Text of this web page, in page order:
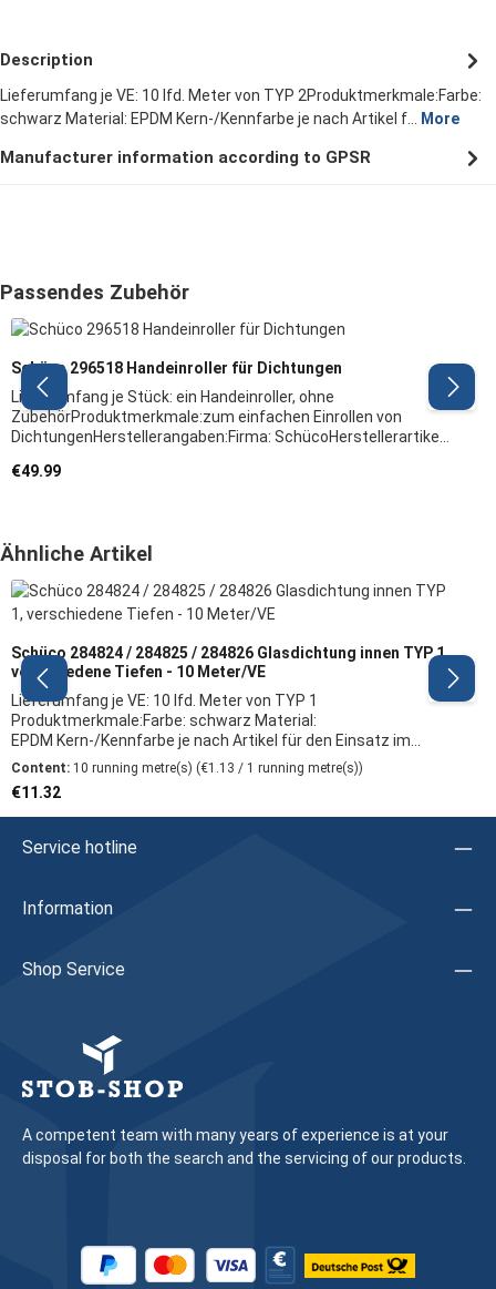
Description
Lieferumfang je VE: 10 lfd. Meter von TYP 2Produktmerkmale:Farbe:
schwarz Material: EPDM Kern-/Kennfarbe je nach Artikel f…
More
Manufacturer information according to GPSR
Skip product gallery
Passendes Zubehör
Schüco 296518 Handeinroller für Dichtungen
Lieferumfang je Stück: ein Handeinroller, ohne
ZubehörProduktmerkmale:zum einfachen Einrollen von
DichtungenHerstellerangaben:Firma: SchücoHerstellerartikel:
Beschlagteilen sowie das Justieren des Fensters/der Tür
Regular price:
€49.99
Skip product gallery
Ähnliche Artikel
Schüco 284824 / 284825 / 284826 Glasdichtung innen TYP 1,
verschiedene Tiefen - 10 Meter/VE
Lieferumfang je VE: 10 lfd. Meter von TYP 1
Produktmerkmale:Farbe: schwarz Material:
EPDM Kern-/Kennfarbe je nach Artikel für den Einsatz im
Innenbereich zur Abdichtung zwischen Aluminiumprofil und
Glas (innen) Dichtung zum Stecken bzw. Dichtungseinroller
verwenden Dichtungstypen:TYP 1: Dichtung mit einer dicken
Nase TYP 2: Dichtung mit zwei dicken Nasen,
unterschiedliche Länge TYP 3: Dichtung mit zwei dünnen
grün): 284824 5 - 6 mm (Kernfarbe blau): 284825 7 - 8 mm
(Kernfarbe braun): 284826 Montagehinweis:In der Mitte des
Dichtung beginnen, Dichtung dabei zu den Seiten hin leicht
stauchen und nach erfolgter Montage Dichtungsenden mit
284825 / 284826Hinweis: Wir empfehlen, das Austauschen
von Beschlagteilen sowie das Justieren des Fensters/der Tür
durch eine Fachkraft vornehmen zu lassen
Content: 10 running metre(s) (€1.13 / 1 running metre(s))
Regular price:
€11.32
Service hotline
Information
Shop Service
A competent team with many years of experience is at your
disposal for both the search and the servicing of our products.